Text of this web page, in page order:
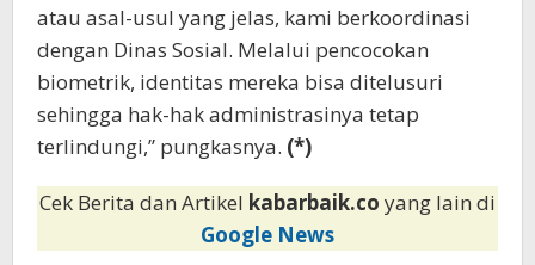
atau asal-usul yang jelas, kami berkoordinasi
dengan Dinas Sosial. Melalui pencocokan
biometrik, identitas mereka bisa ditelusuri
sehingga hak-hak administrasinya tetap
terlindungi,” pungkasnya. (*)
Cek Berita dan Artikel kabarbaik.co yang lain di
Google News